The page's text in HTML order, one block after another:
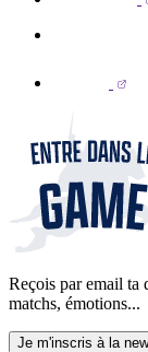
Reçois par email ta
matchs, émotions...
Je m'inscris à la